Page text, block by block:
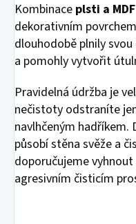
Kombinace plsti a
dekorativním
dlouhodobě plnily
a pomohly vytvořit
Pravidelná údržba je
nečistoty odstraníte
navlhčeným hadříkem.
působí stěna svěže a
doporučujeme
agresivním čisticím